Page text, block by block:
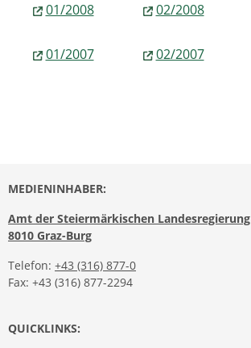
01/2008 02/2008
01/2007 02/2007
MEDIENINHABER:
Amt der Steiermärkischen Landesregierung
8010 Graz-Burg
Telefon: +43 (316) 877-0
Fax: +43 (316) 877-2294
QUICKLINKS: